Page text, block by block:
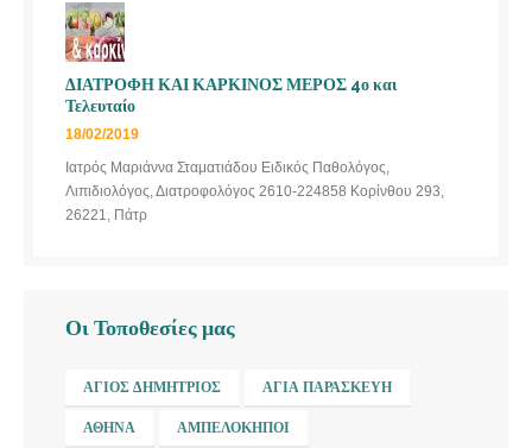
ΔΙΑΤΡΟΦΗ ΚΑΙ ΚΑΡΚΙΝΟΣ ΜΕΡΟΣ 4ο και
Τελευταίο
18/02/2019
Ιατρός Μαριάννα Σταματιάδου Ειδικός Παθολόγος,
Λιπιδιολόγος, Διατροφολόγος 2610-224858 Κορίνθου 293,
26221, Πάτρ
Οι Τοποθεσίες μας
ΆΓΙΟΣ ΔΗΜΉΤΡΙΟΣ ΑΓΊΑ ΠΑΡΑΣΚΕΥΉ
ΑΘΉΝΑ ΑΜΠΕΛΌΚΗΠΟΙ